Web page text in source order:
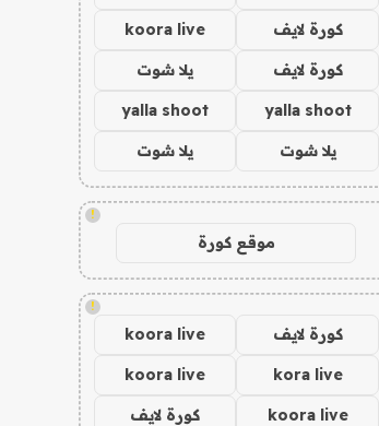
كورة لايف koora live
كورة لايف يلا شوت
yalla shoot
yalla shoot
يلا شوت يلا شوت
!
موقع كورة
!
كورة لايف koora live
kora live
koora live
koora live كورة لايف